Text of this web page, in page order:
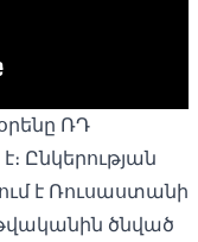
ՌԴ
Ընկերության
է Ռուսաստանի
ծնված